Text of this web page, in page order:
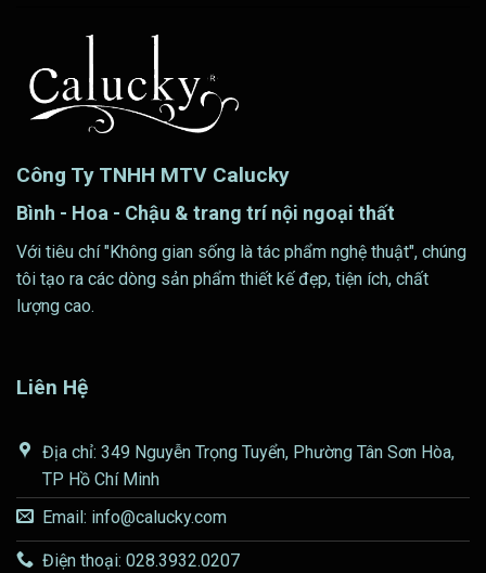
Công Ty TNHH MTV Calucky
Bình - Hoa - Chậu & trang trí nội ngoại thất
Với tiêu chí "Không gian sống là tác phẩm nghệ thuật", chúng
tôi tạo ra các dòng sản phẩm thiết kế đẹp, tiện ích, chất
lượng cao.
Liên Hệ
Địa chỉ: 349 Nguyễn Trọng Tuyển, Phường Tân Sơn Hòa,
TP Hồ Chí Minh
Email: info@calucky.com
Điện thoại: 028.3932.0207